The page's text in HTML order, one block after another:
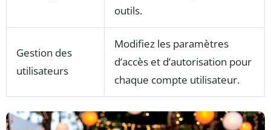
outils.
Gestion des
utilisateurs
Modifiez les paramètres
d’accès et d’autorisation pour
chaque compte utilisateur.